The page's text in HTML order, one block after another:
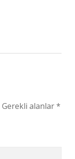
Gerekli alanlar*